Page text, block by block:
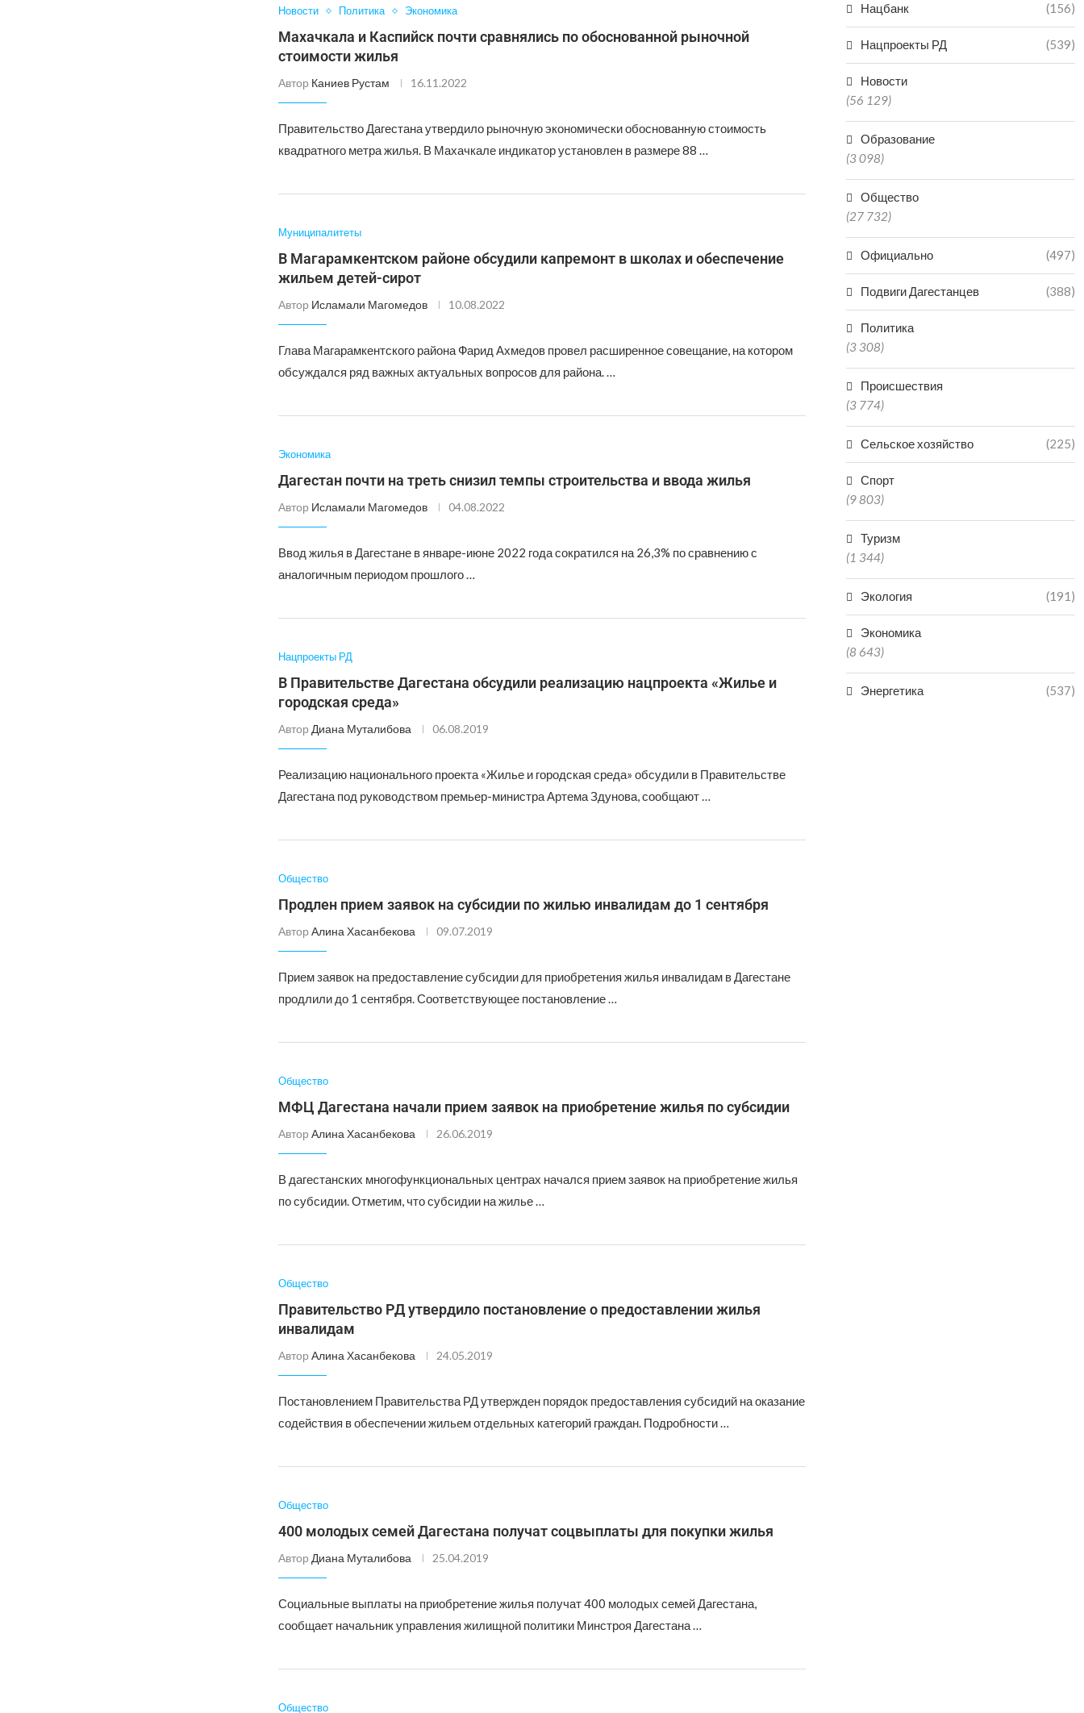
Новости Политика Экономика
Махачкала и Каспийск почти сравнялись по обоснованной рыночной
стоимости жилья
Автор Каниев Рустам 16.11.2022
Правительство Дагестана утвердило рыночную экономически обоснованную стоимость
квадратного метра жилья. В Махачкале индикатор установлен в размере 88 …
Муниципалитеты
В Магарамкентском районе обсудили капремонт в школах и обеспечение
жильем детей-сирот
Автор Исламали Магомедов 10.08.2022
Глава Магарамкентского района Фарид Ахмедов провел расширенное совещание, на котором
обсуждался ряд важных актуальных вопросов для района. …
Экономика
Дагестан почти на треть снизил темпы строительства и ввода жилья
Автор Исламали Магомедов 04.08.2022
Ввод жилья в Дагестане в январе-июне 2022 года сократился на 26,3% по сравнению с
аналогичным периодом прошлого …
Нацпроекты РД
В Правительстве Дагестана обсудили реализацию нацпроекта «Жилье и
городская среда»
Автор Диана Муталибова 06.08.2019
Реализацию национального проекта «Жилье и городская среда» обсудили в Правительстве
Дагестана под руководством премьер-министра Артема Здунова, сообщают …
Общество
Продлен прием заявок на субсидии по жилью инвалидам до 1 сентября
Автор Алина Хасанбекова 09.07.2019
Прием заявок на предоставление субсидии для приобретения жилья инвалидам в Дагестане
продлили до 1 сентября. Соответствующее постановление …
Общество
МФЦ Дагестана начали прием заявок на приобретение жилья по субсидии
Автор Алина Хасанбекова 26.06.2019
В дагестанских многофункциональных центрах начался прием заявок на приобретение жилья
по субсидии. Отметим, что субсидии на жилье …
Общество
Правительство РД утвердило постановление о предоставлении жилья
инвалидам
Автор Алина Хасанбекова 24.05.2019
Постановлением Правительства РД утвержден порядок предоставления субсидий на оказание
содействия в обеспечении жильем отдельных категорий граждан. Подробности …
Общество
400 молодых семей Дагестана получат соцвыплаты для покупки жилья
Автор Диана Муталибова 25.04.2019
Социальные выплаты на приобретение жилья получат 400 молодых семей Дагестана,
сообщает начальник управления жилищной политики Минстроя Дагестана …
Общество
Нацбанк (156)
Нацпроекты РД (539)
Новости
(56 129)
Образование
(3 098)
Общество
(27 732)
Официально (497)
Подвиги Дагестанцев (388)
Политика
(3 308)
Происшествия
(3 774)
Сельское хозяйство (225)
Спорт
(9 803)
Туризм
(1 344)
Экология (191)
Экономика
(8 643)
Энергетика (537)